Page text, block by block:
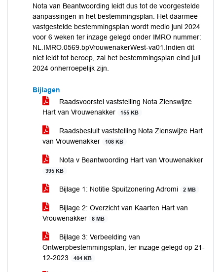
Nota van Beantwoording leidt dus tot de voorgestelde
aanpassingen in het bestemmingsplan. Het daarmee
vastgestelde bestemmingsplan wordt medio juni 2024
voor 6 weken ter inzage gelegd onder IMRO nummer:
NL.IMRO.0569.bpVrouwenakerWest-va01.Indien dit
niet leidt tot beroep, zal het bestemmingsplan eind juli
2024 onherroepelijk zijn.
Bijlagen
Raadsvoorstel vaststelling Nota Zienswijze
Hart van Vrouwenakker
155 KB
Raadsbesluit vaststelling Nota Zienswijze Hart
van Vrouwenakker
108 KB
Nota v Beantwoording Hart van Vrouwenakker
395 KB
Bijlage 1: Notitie Spuitzonering Adromi 2 MB
Bijlage 2: Overzicht van Kaarten Hart van
Vrouwenakker
8 MB
Bijlage 3: Verbeelding van
Ontwerpbestemmingsplan, ter inzage gelegd op 21-
12-2023
404 KB